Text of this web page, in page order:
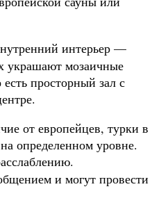
интерьер —
украшают мозаичные
просторный зал с
от европейцев, турки в
определенном уровне.
и могут провести